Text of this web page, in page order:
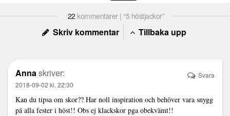
22 kommentarer | “5 höstjackor”
Skriv kommentar Tillbaka upp
Annaskriver:
2018-09-02 kl. 22:30
Kan du tipsa om skor?? Har noll inspiration och behöver vara snygg
på alla fester i höst!! Obs ej klackskor pga obekvämt!!
Svara